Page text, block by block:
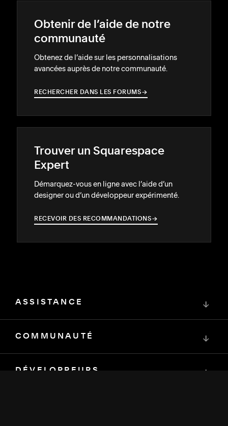
Obtenir de l’aide de notre
communauté
Obtenez de l’aide sur les personnalisations
avancées auprès de notre communauté.
RECHERCHER DANS LES FORUMS→
→
Trouver un Squarespace
Expert
Démarquez-vous en ligne avec l’aide d’un
designer ou d’un développeur expérimenté.
RECEVOIR DES RECOMMANDATIONS→
→
ASSISTANCE ↓
COMMUNAUTÉ ↓
DÉVELOPPEURS ↓